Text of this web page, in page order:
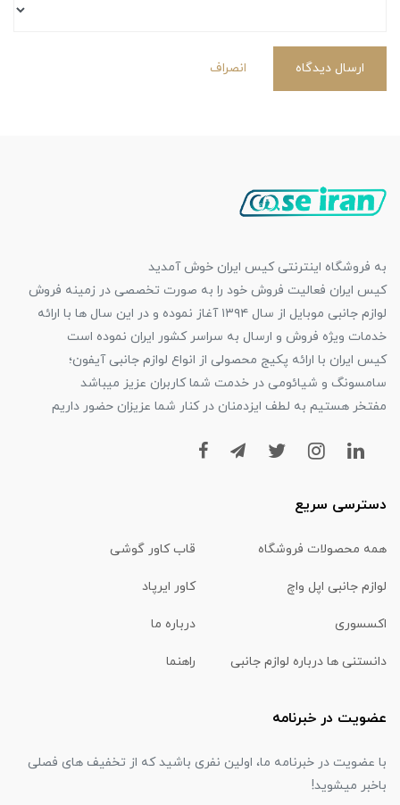
ارسال دیدگاه انصراف
به فروشگاه اینترنتی کیس ایران خوش آمدید
کیس ایران فعالیت فروش خود را به صورت تخصصی در زمینه فروش
لوازم جانبی موبایل از سال ۱۳۹۴ آغاز نموده و در این سال ها با ارائه
خدمات ویژه فروش و ارسال به سراسر کشور ایران نموده است
کیس ایران با ارائه پکیج محصولی از انواع لوازم جانبی آیفون؛
سامسونگ و شیائومی در خدمت شما کاربران عزیز میباشد
مفتخر هستیم به لطف ایزدمنان در کنار شما عزیزان حضور داریم
دسترسی سریع
همه محصولات فروشگاه قاب کاور گوشی
لوازم جانبی اپل واچ کاور ایرپاد
اکسسوری درباره ما
دانستنی ها درباره لوازم جانبی راهنما
عضویت در خبرنامه
با عضویت در خبرنامه ما، اولین نفری باشید که از تخفیف های فصلی
باخبر میشوید!